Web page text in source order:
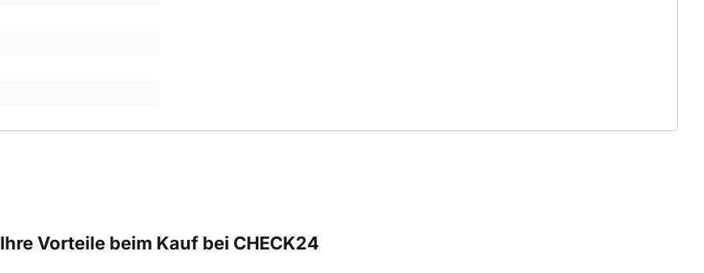
Ihre Vorteile beim Kauf bei CHECK24